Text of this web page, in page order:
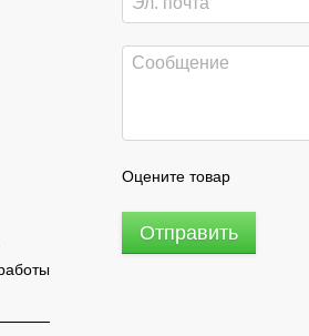
Оцените товар
Отправить